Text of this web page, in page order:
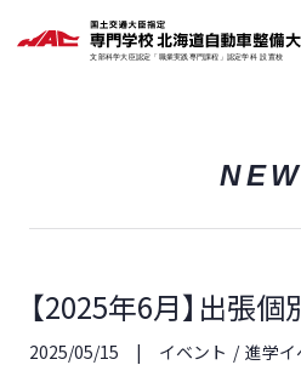
【2025年6月】出張
2025/05/15 イベント 進学イ